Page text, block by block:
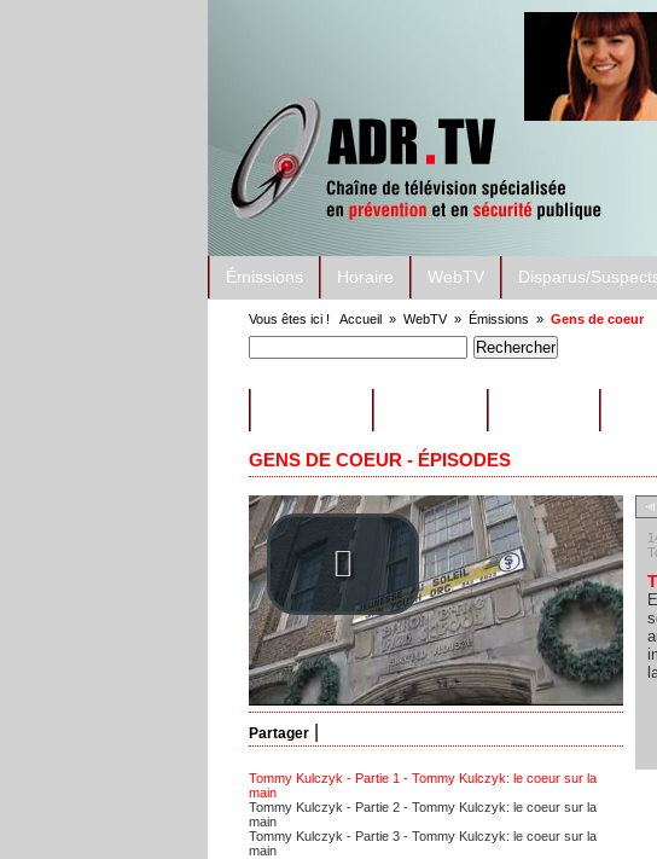
Émissions Horaire WebTV Disparus/
Vous êtes ici ! Accueil » WebTV» Émissions » Gens de coeur
GENS DE COEUR - ÉPISODES
Partager
Tommy Kulczyk - Partie 1 - Tommy Kulczyk: le coeur sur la
main
Tommy Kulczyk - Partie 2 - Tommy Kulczyk: le coeur sur la
main
Tommy Kulczyk - Partie 3 - Tommy Kulczyk: le coeur sur la
main